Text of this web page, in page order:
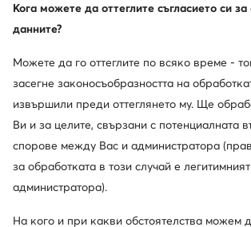
Използвайте MODIVOclub
Отстъпки само
за членовете на клуба
30 дни за връщане за
14 дни за останалите
10% кешбек в MODIVOclub
Кога можете да оттеглите съгласието си
данните?
Можете да го оттеглите по всяко време -
засегне законосъобразността на
извършили преди оттеглянето му. Ще
Ви и за целите, свързани с потенциалната
спорове между Вас и администратора
за обработката в този случай е
администратора).
На кого и при какви обстоятелства можем